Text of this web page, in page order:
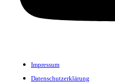
Impressum
Datenschutzerklärung